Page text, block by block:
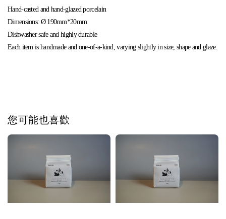
Hand-casted and hand-glazed porcelain
Dimensions: Ø 190mm*20mm
Dishwasher safe and highly durable
Each item is handmade and one-of-a-kind, varying slightly in size, shape and glaze.
您可能也喜歡